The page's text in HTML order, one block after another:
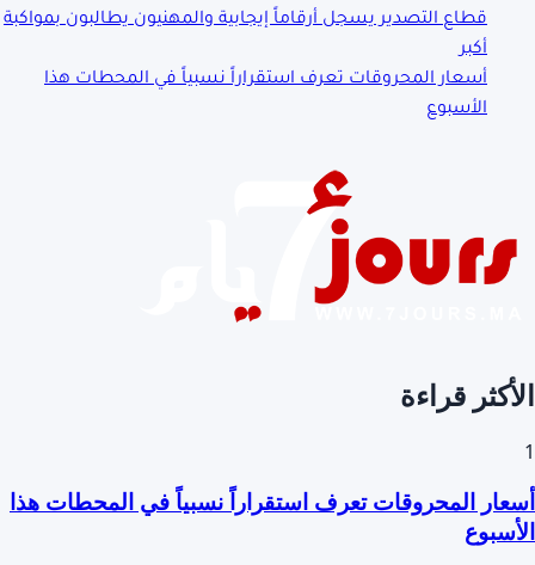
قطاع التصدير يسجل أرقاماً إيجابية والمهنيون يطالبون بمواكبة
أكبر
أسعار المحروقات تعرف استقراراً نسبياً في المحطات هذا
الأسبوع
الأكثر قراءة
1
أسعار المحروقات تعرف استقراراً نسبياً في المحطات هذا
الأسبوع